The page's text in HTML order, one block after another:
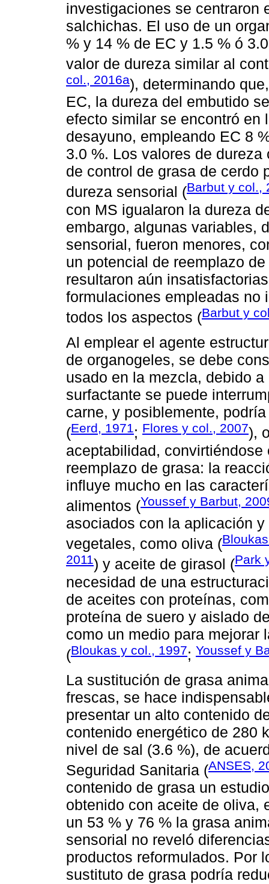
investigaciones se centraron
salchichas. El uso de un
% y 14 % de EC y 1.5 % ó
valor de dureza similar al
col., 2016a), determinando
EC, la dureza del embutido
efecto similar se encontró en
desayuno, empleando EC 8
3.0 %. Los valores de
de control de grasa de cerdo
dureza sensorial (Barbut y col.,
con MS igualaron la dureza
embargo, algunas variables,
sensorial, fueron menores,
un potencial de reemplazo
resultaron aún
formulaciones empleadas no
todos los aspectos (Barbut y
Al emplear el agente
de organogeles, se debe
usado en la mezcla, debido
surfactante se puede
carne, y posiblemente,
(Eerd, 1971; Flores y col., 2007),
aceptabilidad,
reemplazo de grasa: la
influye mucho en las
alimentos (Youssef y Barbut,
asociados con la aplicación
vegetales, como oliva (
2011) y aceite de girasol (Park
necesidad de una
de aceites con proteínas,
proteína de suero y aislado
como un medio para mejorar
(Bloukas y col., 1997; Youssef y
La sustitución de grasa
frescas, se hace
presentar un alto contenido
contenido energético de 280
nivel de sal (3.6 %), de
Seguridad Sanitaria (ANSES,
contenido de grasa un
obtenido con aceite de oliva,
un 53 % y 76 % la grasa
sensorial no reveló
productos reformulados. Por
sustituto de grasa podría